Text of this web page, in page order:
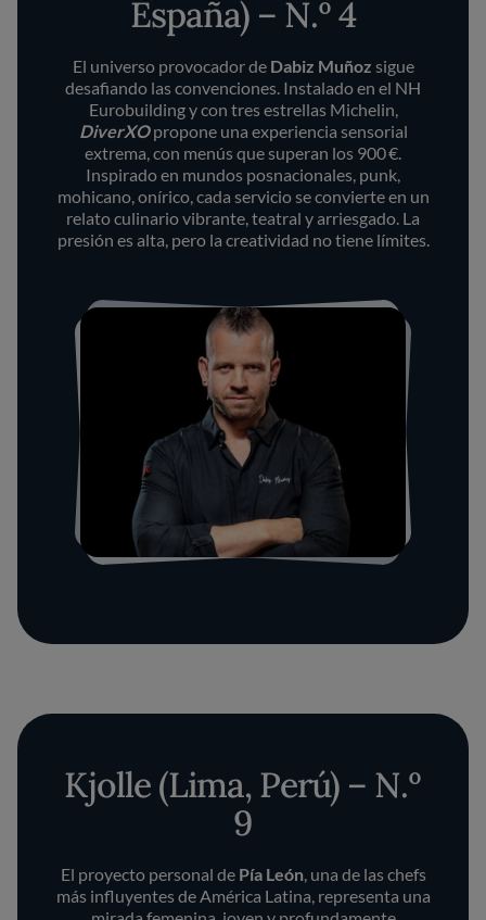
España) – N.º 4
El universo provocador deDabiz Muñoz sigue
desafiando las convenciones. Instalado en el NH
Eurobuilding y con tres estrellas Michelin,
DiverXOpropone una experiencia sensorial
extrema, con menús que superan los 900 €.
Inspirado en mundos posnacionales, punk,
mohicano, onírico, cada servicio se convierte en un
relato culinario vibrante, teatral y arriesgado. La
presión es alta, pero la creatividad no tiene límites.
Kjolle (Lima, Perú) – N.º
9
El proyecto personal de Pía León, una de las chefs
más influyentes de América Latina, representa una